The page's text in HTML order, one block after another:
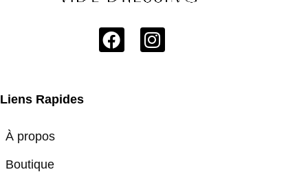
Liens Rapides
À propos
Boutique